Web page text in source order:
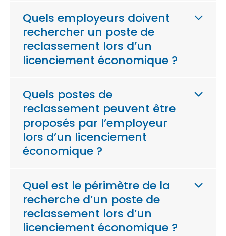
Quels employeurs doivent
rechercher un poste de
reclassement lors d’un
licenciement économique ?
Quels postes de
reclassement peuvent être
proposés par l’employeur
lors d’un licenciement
économique ?
Quel est le périmètre de la
recherche d’un poste de
reclassement lors d’un
licenciement économique ?